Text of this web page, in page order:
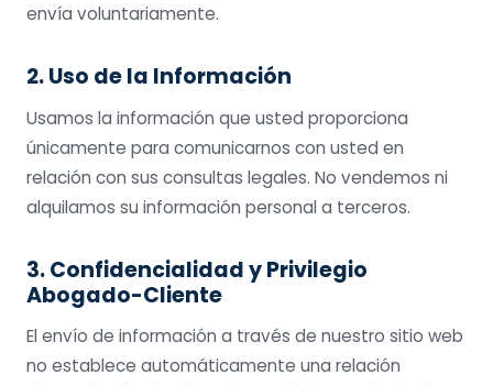
envía voluntariamente.
2. Uso de la Información
Usamos la información que usted proporciona
únicamente para comunicarnos con usted en
relación con sus consultas legales. No vendemos ni
alquilamos su información personal a terceros.
3. Confidencialidad y Privilegio
Abogado-Cliente
El envío de información a través de nuestro sitio web
no establece automáticamente una relación